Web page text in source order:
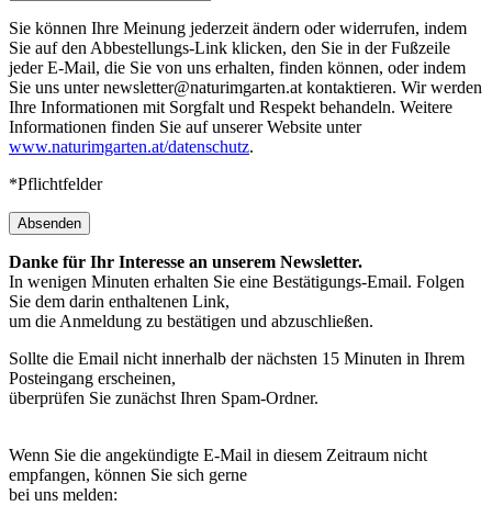
Sie können Ihre Meinung jederzeit ändern oder widerrufen, indem
Sie auf den Abbestellungs-Link klicken, den Sie in der Fußzeile
jeder E-Mail, die Sie von uns erhalten, finden können, oder indem
Sie uns unter newsletter@naturimgarten.at kontaktieren. Wir werden
Ihre Informationen mit Sorgfalt und Respekt behandeln. Weitere
Informationen finden Sie auf unserer Website unter
www.naturimgarten.at/datenschutz.
*Pflichtfelder
Absenden
Danke für Ihr Interesse an unserem Newsletter.
In wenigen Minuten erhalten Sie eine Bestätigungs-Email. Folgen
Sie dem darin enthaltenen Link,
um die Anmeldung zu bestätigen und abzuschließen.
Sollte die Email nicht innerhalb der nächsten 15 Minuten in Ihrem
Posteingang erscheinen,
überprüfen Sie zunächst Ihren Spam-Ordner.
Wenn Sie die angekündigte E-Mail in diesem Zeitraum nicht
empfangen, können Sie sich gerne
bei uns melden: